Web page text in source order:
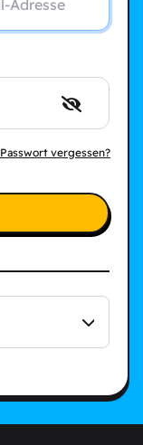
Passwort vergessen?